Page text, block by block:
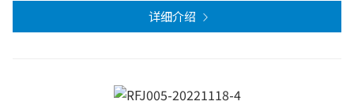
详细介绍